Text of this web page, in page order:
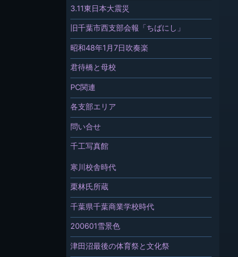
3.11東日本大震災
旧千葉市西支部会報「ちばにし」
昭和48年1月7日吹奏楽
君待橋と母校
PC関連
各支部エリア
問い合せ
千工写真館
寒川校舎時代
栗林氏所蔵
千葉県千葉商業学校時代
200601雪景色
津田沼最後の体育祭と文化祭